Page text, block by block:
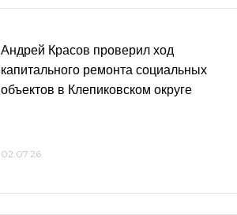
Андрей Красов проверил ход
капитального ремонта социальных
объектов в Клепиковском округе
02.07.26